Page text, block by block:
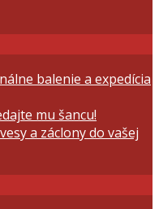
balenie a expedícia
mu šancu!
a záclony do vašej